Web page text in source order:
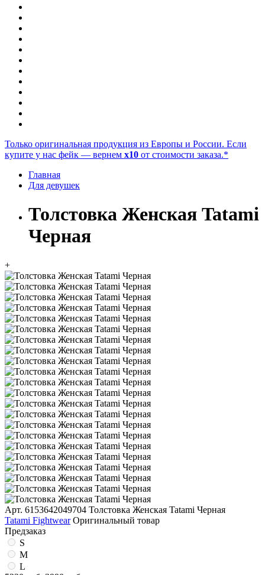
Только оригинальная продукция из Европы и России. Если
купите у нас фейк — вернем x10 от стоимости заказа.*
Главная
Для девушек
Толстовка Женская Tatami
Черная
+
Арт. 6153642049704 Толстовка Женская Tatami Черная
Tatami Fightwear Оригинальный товар
Предзаказ
S
M
L